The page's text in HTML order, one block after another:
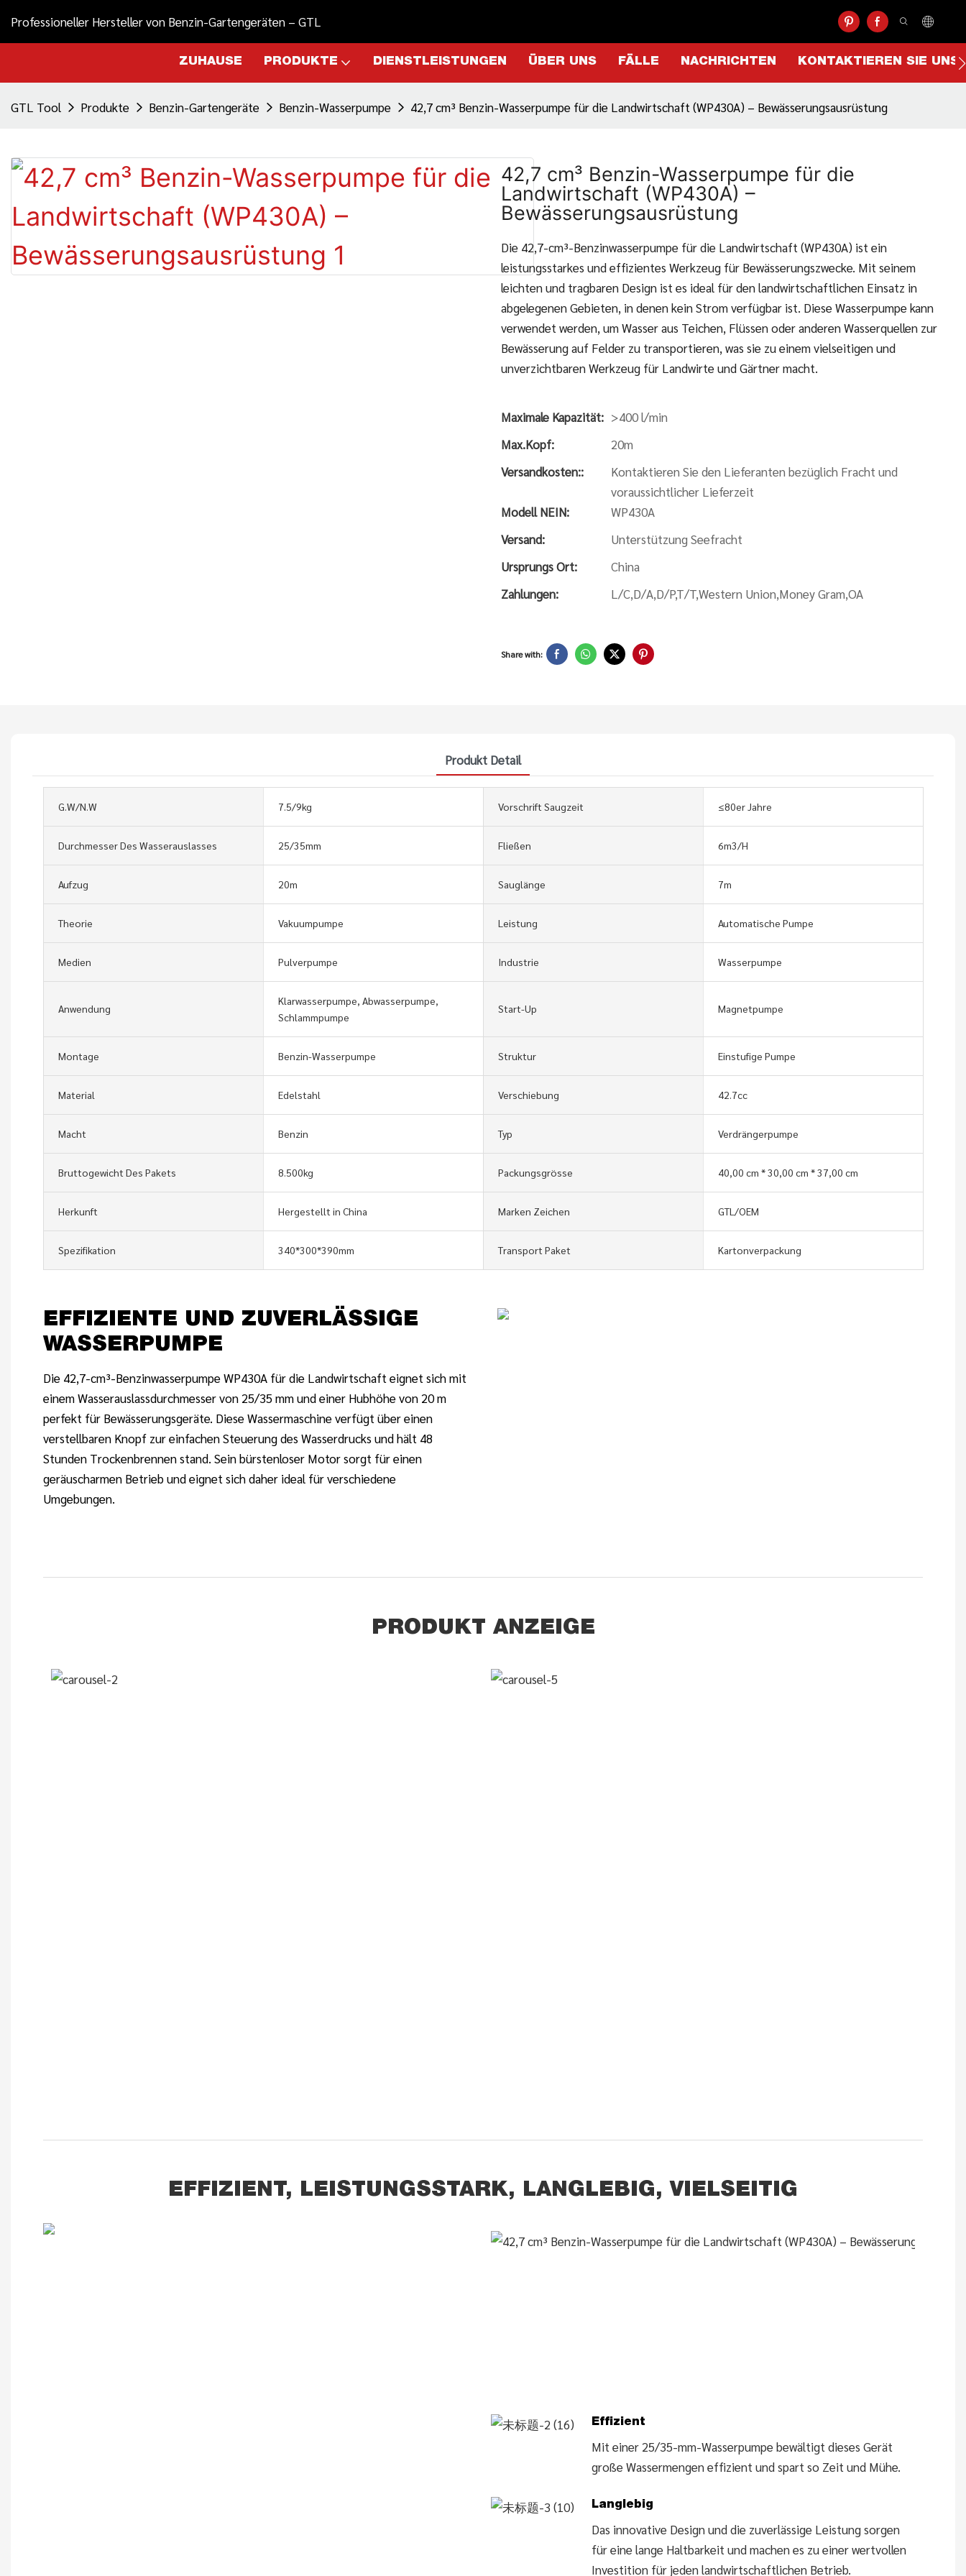
Professioneller Hersteller von Benzin-Gartengeräten – GTL
ZUHAUSE PRODUKTE DIENSTLEISTUNGEN ÜBER UNS FÄLLE NACHRICHTEN KONTAKTIEREN SIE UNS
GTL Tool Produkte Benzin-Gartengeräte Benzin-Wasserpumpe 42,7 cm³ Benzin-Wasserpumpe für die Landwirtschaft (WP430A) – Bewässerungsausrüstung
42,7 cm³ Benzin-Wasserpumpe für die
Landwirtschaft (WP430A) –
Bewässerungsausrüstung
Die 42,7-cm³-Benzinwasserpumpe für die Landwirtschaft (WP430A) ist ein
leistungsstarkes und effizientes Werkzeug für Bewässerungszwecke. Mit seinem
leichten und tragbaren Design ist es ideal für den landwirtschaftlichen Einsatz in
abgelegenen Gebieten, in denen kein Strom verfügbar ist. Diese Wasserpumpe kann
verwendet werden, um Wasser aus Teichen, Flüssen oder anderen Wasserquellen zur
Bewässerung auf Felder zu transportieren, was sie zu einem vielseitigen und
unverzichtbaren Werkzeug für Landwirte und Gärtner macht.
Maximale Kapazität: >400 l/min
Max.Kopf:
20m
Versandkosten::
Kontaktieren Sie den Lieferanten bezüglich Fracht und
voraussichtlicher Lieferzeit
Modell NEIN:
WP430A
Versand:
Unterstützung Seefracht
Ursprungs Ort:
China
Zahlungen:
L/C,D/A,D/P,T/T,Western Union,Money Gram,OA
Share with:
Produkt Detail
G.W/N.W 7.5/9kg Vorschrift Saugzeit ≤80er Jahre
Durchmesser Des Wasserauslasses 25/35mm Fließen 6m3/H
Aufzug 20m Sauglänge 7m
Theorie Vakuumpumpe Leistung Automatische Pumpe
Medien Pulverpumpe Industrie Wasserpumpe
Anwendung
Klarwasserpumpe, Abwasserpumpe,
Schlammpumpe
Start-Up Magnetpumpe
Montage Benzin-Wasserpumpe Struktur Einstufige Pumpe
Material Edelstahl Verschiebung 42.7cc
Macht Benzin Typ Verdrängerpumpe
Bruttogewicht Des Pakets 8.500kg Packungsgrösse 40,00 cm * 30,00 cm * 37,00 cm
Herkunft Hergestellt in China Marken Zeichen GTL/OEM
Spezifikation 340*300*390mm Transport Paket Kartonverpackung
EFFIZIENTE UND ZUVERLÄSSIGE
WASSERPUMPE
Die 42,7-cm³-Benzinwasserpumpe WP430A für die Landwirtschaft eignet sich mit
einem Wasserauslassdurchmesser von 25/35 mm und einer Hubhöhe von 20 m
perfekt für Bewässerungsgeräte. Diese Wassermaschine verfügt über einen
verstellbaren Knopf zur einfachen Steuerung des Wasserdrucks und hält 48
Stunden Trockenbrennen stand. Sein bürstenloser Motor sorgt für einen
geräuscharmen Betrieb und eignet sich daher ideal für verschiedene
Umgebungen.
PRODUKT ANZEIGE
EFFIZIENT, LEISTUNGSSTARK, LANGLEBIG, VIELSEITIG
Effizient
Mit einer 25/35-mm-Wasserpumpe bewältigt dieses Gerät
große Wassermengen effizient und spart so Zeit und Mühe.
Langlebig
Das innovative Design und die zuverlässige Leistung sorgen
für eine lange Haltbarkeit und machen es zu einer wertvollen
Investition für jeden landwirtschaftlichen Betrieb.